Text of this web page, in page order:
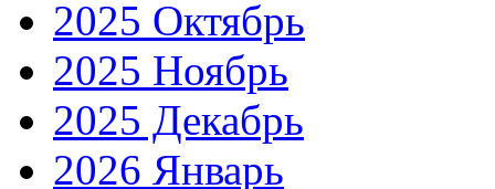
2025 Октябрь
2025 Ноябрь
2025 Декабрь
2026 Январь